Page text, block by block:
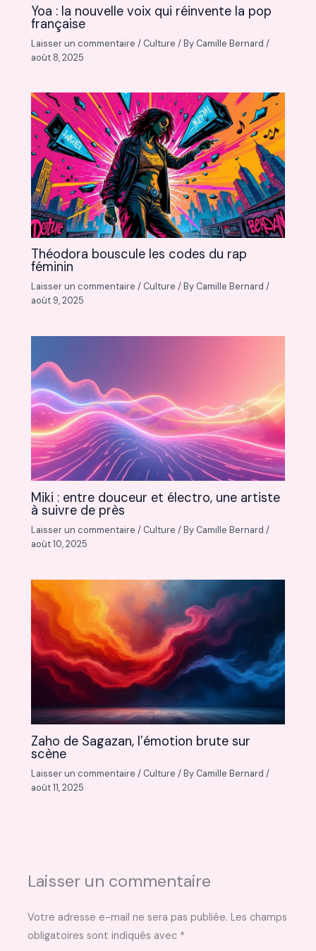
Yoa : la nouvelle voix qui réinvente la pop
française
Laisser un commentaire / Culture / By Camille Bernard/
août 8, 2025
Théodora bouscule les codes du rap
féminin
Laisser un commentaire / Culture / By Camille Bernard/
août 9, 2025
Miki : entre douceur et électro, une artiste
à suivre de près
Laisser un commentaire / Culture / By Camille Bernard/
août 10, 2025
Zaho de Sagazan, l’émotion brute sur
scène
Laisser un commentaire / Culture / By Camille Bernard/
août 11, 2025
Laisser un commentaire
Votre adresse e-mail ne sera pas publiée. Les champs
obligatoires sont indiqués avec *